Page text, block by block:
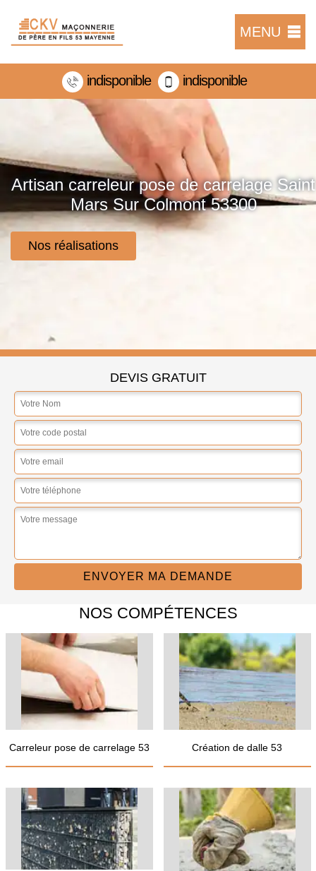
MENU
indisponible indisponible
Artisan carreleur pose de carrelage Saint
Mars Sur Colmont 53300
Nos réalisations
DEVIS GRATUIT
NOS COMPÉTENCES
Carreleur pose de carrelage 53 Création de dalle 53